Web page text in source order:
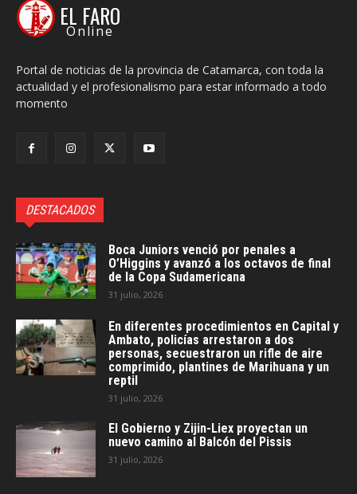
EL FARO
Online
Portal de noticias de la provincia de Catamarca, con toda la
actualidad y el profesionalismo para estar informado a todo
momento
DESTACADOS
Boca Juniors venció por penales a
O’Higgins y avanzó a los octavos de final
de la Copa Sudamericana
31 julio, 2026
En diferentes procedimientos en Capital y
Ambato, policías arrestaron a dos
personas, secuestraron un rifle de aire
comprimido, plantines de Marihuana y un
reptil
31 julio, 2026
El Gobierno y Zijin-Liex proyectan un
nuevo camino al Balcón del Pissis
31 julio, 2026